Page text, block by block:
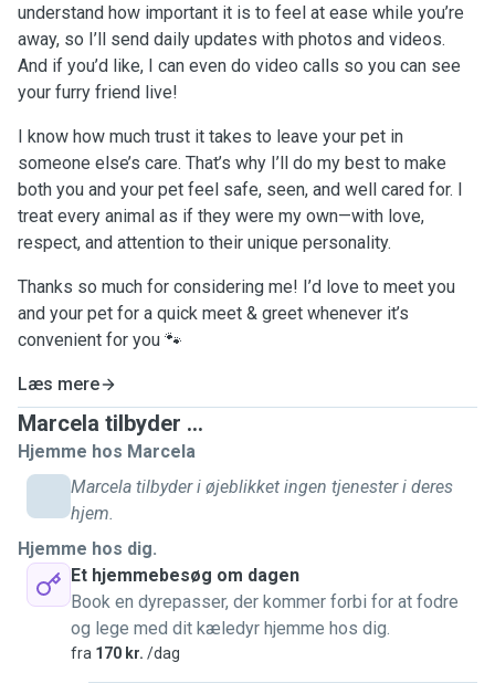
understand how important it is to feel at ease while you’re
away, so I’ll send daily updates with photos and videos.
And if you’d like, I can even do video calls so you can see
your furry friend live!
I know how much trust it takes to leave your pet in
someone else’s care. That’s why I’ll do my best to make
both you and your pet feel safe, seen, and well cared for. I
treat every animal as if they were my own—with love,
respect, and attention to their unique personality.
Thanks so much for considering me! I’d love to meet you
and your pet for a quick meet & greet whenever it’s
convenient for you 🐾
Læs mere
Marcela tilbyder ...
Hjemme hos Marcela
Marcela tilbyder i øjeblikket ingen tjenester i deres
hjem.
Hjemme hos dig.
Et hjemmebesøg om dagen
Book en dyrepasser, der kommer forbi for at fodre
og lege med dit kæledyr hjemme hos dig.
fra 170 kr. /dag